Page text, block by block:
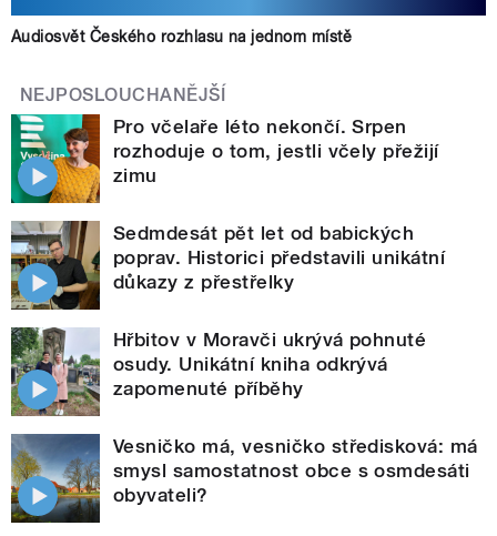
Audiosvět Českého rozhlasu na jednom místě
NEJPOSLOUCHANĚJŠÍ
Pro včelaře léto nekončí. Srpen
rozhoduje o tom, jestli včely přežijí
zimu
Sedmdesát pět let od babických
poprav. Historici představili unikátní
důkazy z přestřelky
Hřbitov v Moravči ukrývá pohnuté
osudy. Unikátní kniha odkrývá
zapomenuté příběhy
Vesničko má, vesničko středisková: má
smysl samostatnost obce s osmdesáti
obyvateli?